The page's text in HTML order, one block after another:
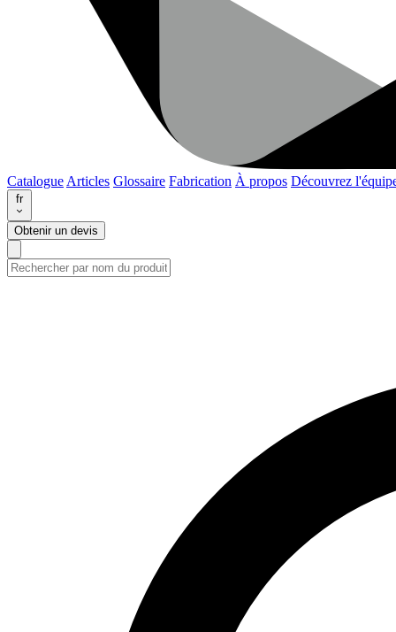
Catalogue Articles Glossaire Fabrication À propos Découvrez
fr
Obtenir un devis